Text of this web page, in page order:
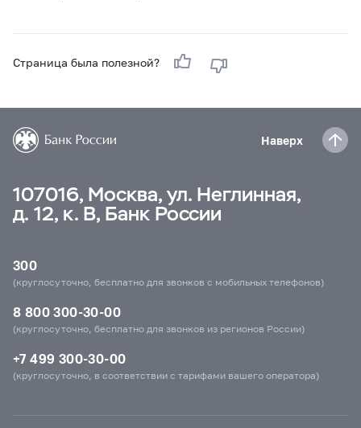
Страница была полезной?
Наверх
107016, Москва, ул. Неглинная,
д. 12, к. В, Банк России
300
(круглосуточно, бесплатно для звонков с мобильных телефонов)
8 800 300-30-00
(круглосуточно, бесплатно для звонков из регионов России)
+7 499 300-30-00
(круглосуточно, в соответствии с тарифами вашего оператора)